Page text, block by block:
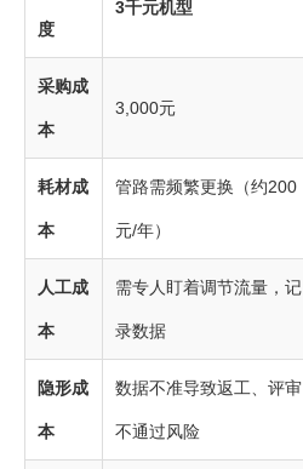
度
3千元机型
采购成
本
3,000元
耗材成
本
管路需频繁更换（约200
元/年）
人工成
本
需专人盯着调节流量，记
录数据
隐形成
本
数据不准导致返工、评审
不通过风险